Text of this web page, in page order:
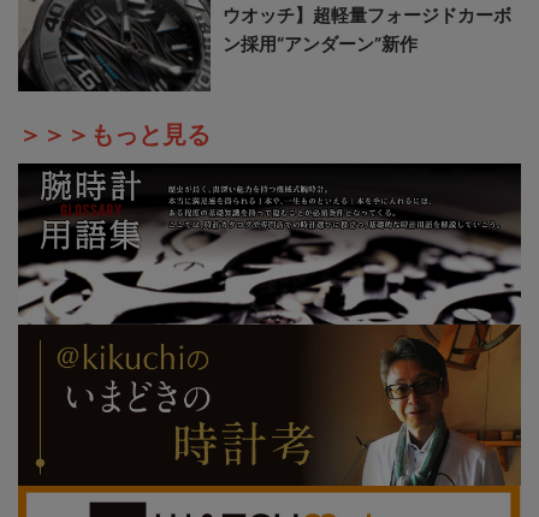
ウオッチ】超軽量フォージドカーボ
ン採用“アンダーン”新作
＞＞＞もっと見る